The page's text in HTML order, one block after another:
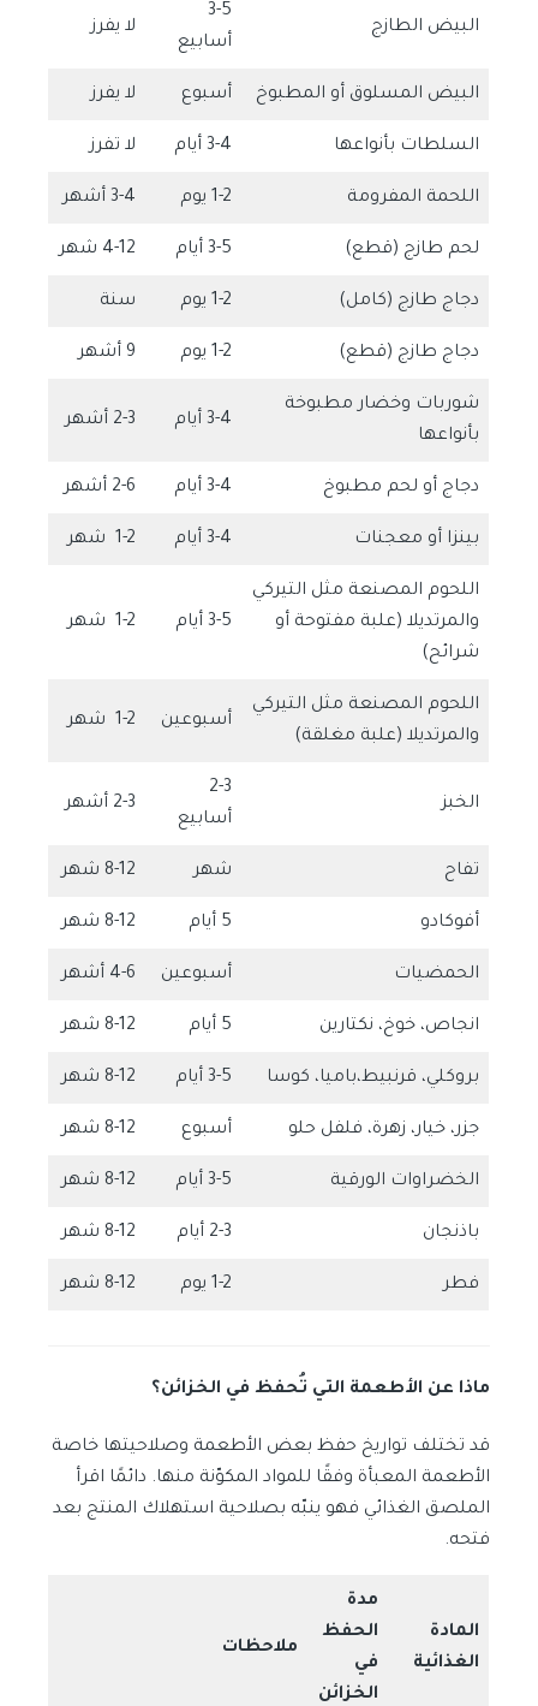
البيض الطازج
3-5
أسابيع
لا يفرز
البيض المسلوق أو المطبوخ أسبوع لا يفرز
السلطات بأنواعها 3-4 أيام لا تفرز
اللحمة المفرومة 1-2 يوم 3-4 أشهر
لحم طازج (قطع) 3-5 أيام 4-12 شهر
دجاج طازج (كامل) 1-2 يوم سنة
دجاج طازج (قطع) 1-2 يوم 9 أشهر
شوربات وخضار مطبوخة
بأنواعها
3-4 أيام 2-3 أشهر
دجاج أو لحم مطبوخ 3-4 أيام 2-6 أشهر
بينزا أو معجنات 3-4 أيام 1-2 شهر
اللحوم المصنعة مثل التيركي
والمرتديلا (علبة مفتوحة أو
شرائح)
3-5 أيام 1-2 شهر
اللحوم المصنعة مثل التيركي
والمرتديلا (علبة مغلقة)
أسبوعين 1-2 شهر
الخبز
2-3
أسابيع
2-3 أشهر
تفاح شهر 8-12 شهر
أفوكادو 5 أيام 8-12 شهر
الحمضيات أسبوعين 4-6 أشهر
انجاص، خوخ، نكتارين 5 أيام 8-12 شهر
بروكلي، قرنبيط،باميا، كوسا 3-5 أيام 8-12 شهر
جزر، خيار، زهرة، فلفل حلو أسبوع 8-12 شهر
الخضراوات الورقية 3-5 أيام 8-12 شهر
باذنجان 2-3 أيام 8-12 شهر
فطر 1-2 يوم 8-12 شهر
ماذا عن الأطعمة التي تُحفظ في الخزائن؟
قد تختلف تواريخ حفظ بعض الأطعمة وصلاحيتها خاصة
الأطعمة المعبأة وفقًا للمواد المكوّنة منها. دائمًا اقرأ
الملصق الغذائي فهو ينبّه بصلاحية استهلاك المنتج بعد
فتحه.
المادة
الغذائية
مدة
الحفظ
في
الخزائن
ملاحظات